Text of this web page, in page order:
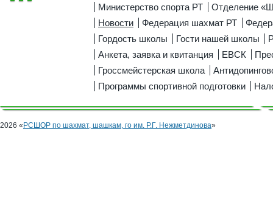
Министерство спорта РТ
Отделение
Новости
Федерация шахмат РТ
Гордость школы
Гости нашей школы
Анкета, заявка и квитанция
ЕВСК
Гроссмейстерская школа
Программы спортивной подготовки
2026 «РСШОР по шахмат, шашкам, го им. Р.Г. Нежметдинова»